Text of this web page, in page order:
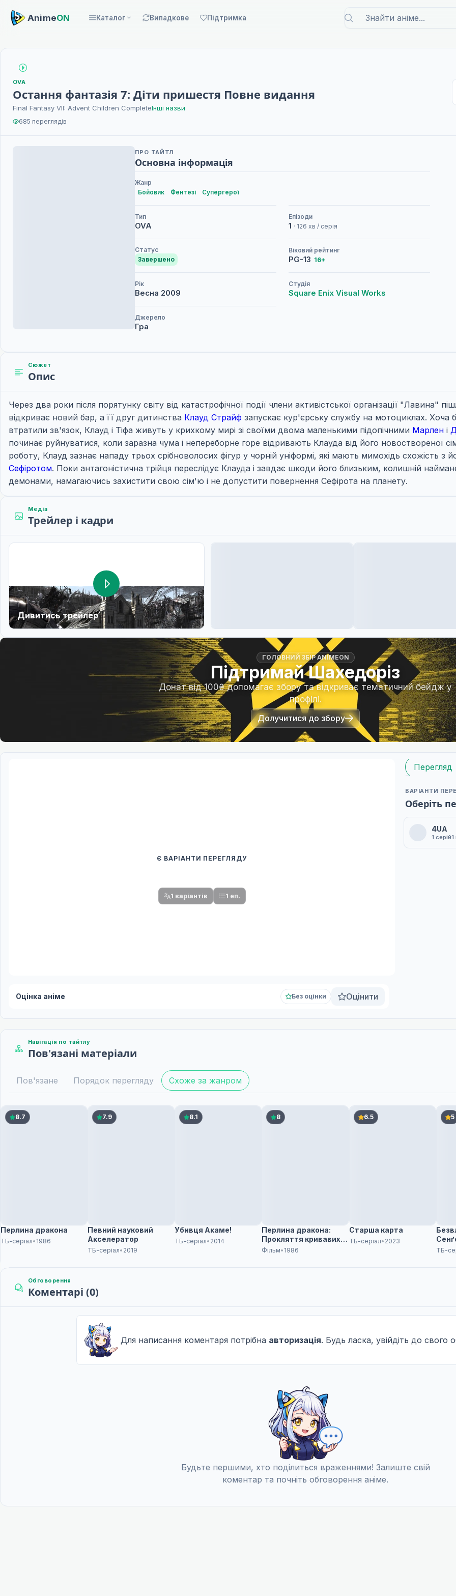
AnimeON Каталог Випадкове Підтримка
OVA
Остання фантазія 7: Діти пришестя Повне видання
Final Fantasy VII: Advent Children CompleteІнші назви
685 переглядів
ПРО ТАЙТЛ
Основна інформація
Жанр
Бойовик
Фентезі Супергерої
Тип
OVA
Епізоди
1 · 126 хв / серія
Статус
Завершено
Віковий рейтинг
PG-13 16+
Рік
Весна 2009
Студія
Square Enix Visual Works
Джерело
Гра
Сюжет
Опис
Через два роки після порятунку світу від катастрофічної події члени активістської організації "Лавина"
відкриває новий бар, а її друг дитинства Клауд Страйф запускає кур'єрську службу на мотоциклах. Хоча
втратили зв'язок, Клауд і Тіфа живуть у крихкому мирі зі своїми двома маленькими підопічними Марлен і
починає руйнуватися, коли заразна чума і непереборне горе відривають Клауда від його новоствореної
роботу, Клауд зазнає нападу трьох срібноволосих фігур у чорній уніформі, які мають мимохідь схожість з
Сефіротом. Поки антагоністична трійця переслідує Клауда і завдає шкоди його близьким, колишній
демонами, намагаючись захистити свою сім'ю і не допустити повернення Сефірота на планету.
Медіа
Трейлер і кадри
Дивитись трейлер
ГОЛОВНИЙ ЗБІР ANIMEON
Підтримай Шахедоріз
Донат від 100₴ допомагає збору та відкриває тематичний бейдж у
профілі.
Долучитися до збору
Є ВАРІАНТИ ПЕРЕГЛЯДУ
1 варіантів 1 еп.
Оцінка аніме Без оцінки Оцінити
Перегляд
ВАРІАНТИ
Оберіть
4UA
1 серій1
Навігація по тайтлу
Пов'язані матеріали
Пов'язане Порядок перегляду Схоже за жанром
8.7
Перлина дракона
ТБ-серіал• 1986
7.9
Певний науковий
Акселератор
ТБ-серіал• 2019
8.1
Убивця Акаме!
ТБ-серіал• 2014
8
Перлина дракона:
Прокляття кривавих
рубінів
Фільм• 1986
6.5
Старша карта
ТБ-серіал• 2023
5
ТБ-
Обговорення
Коментарі (0)
Для написання коментаря потрібна авторизація. Будь ласка, увійдіть до свого
Будьте першими, хто поділиться враженнями! Залиште свій
коментар та почніть обговорення аніме.